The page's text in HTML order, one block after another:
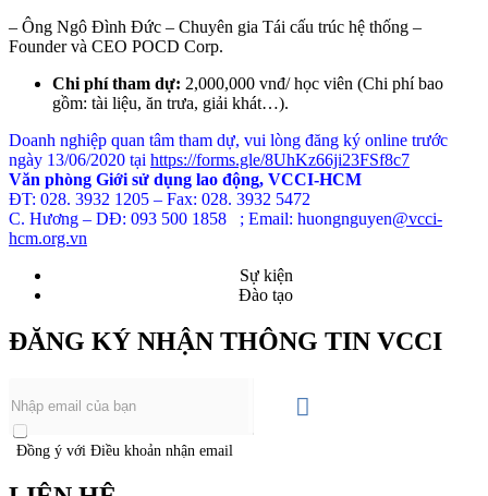
– Ông Ngô Đình Đức – Chuyên gia Tái cấu trúc hệ thống –
Founder và CEO POCD Corp.
Chi phí tham dự: 2,000,000 vnđ/ học viên (Chi phí bao
gồm: tài liệu, ăn trưa, giải khát…).
Doanh nghiệp quan tâm tham dự, vui lòng đăng ký online trước
ngày 13/06/2020 tại https://forms.gle/8UhKz66ji23FSf8c7
Văn phòng Giới sử dụng lao động, VCCI-HCM
ĐT: 028. 3932 1205 – Fax: 028. 3932 5472
C. Hương – DĐ: 093 500 1858 ; Email: huongnguyen@vcci-
hcm.org.vn
Sự kiện
Đào tạo
ĐĂNG KÝ NHẬN THÔNG TIN VCCI
Đồng ý với Điều khoản nhận email